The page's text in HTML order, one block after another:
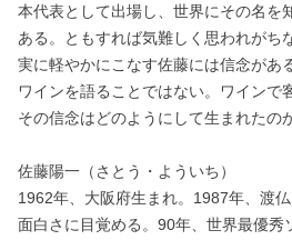
本代表として出場し、世界にその名を
ある。ともすれば気難しく思われがち
実に軽やかにこなす佐藤には信念があ
ワインを語ることではない。ワインで
その信念はどのようにして生まれたの
佐藤陽一（さとう・よういち）
1962年、大阪府生まれ。1987年、渡
面白さに目覚める。90年、世界最優秀